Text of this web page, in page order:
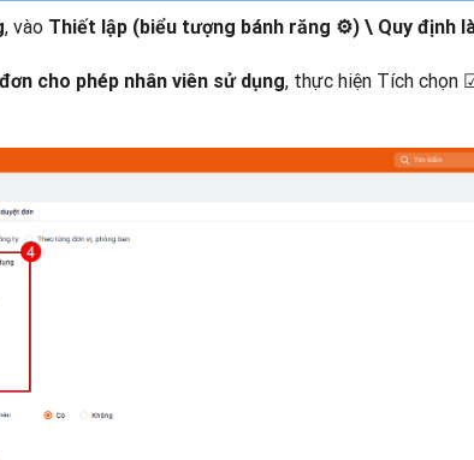
, vào Thiết lập (biểu tượng bánh răng ⚙) \ Quy định
cho phép nhân viên sử dụng, thực hiện Tích chọn